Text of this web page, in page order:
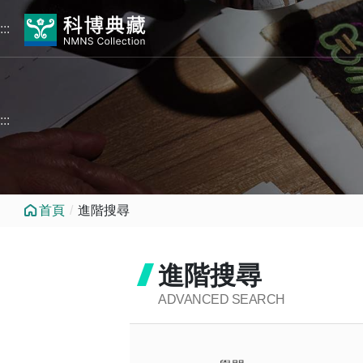
跳到中央內容區塊
:::
:::
首頁 進階搜尋
進階搜尋
ADVANCED SEARCH